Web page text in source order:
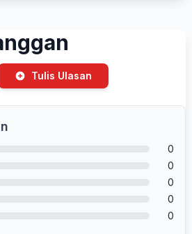
Tulis Ulasan
0
0
0
0
0